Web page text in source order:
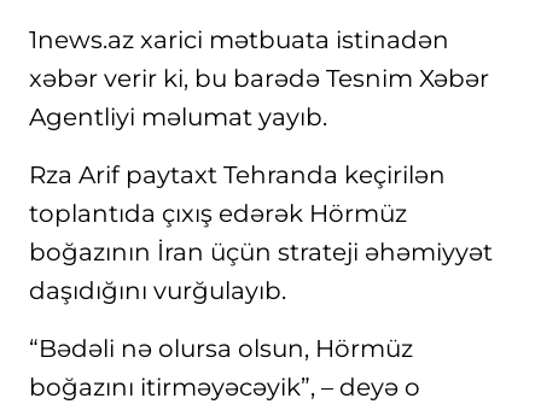
1news.az xarici mətbuata istinadən
xəbər verir ki, bu barədə Tesnim Xəbər
Agentliyi məlumat yayıb.
Rza Arif paytaxt Tehranda keçirilən
toplantıda çıxış edərək Hörmüz
boğazının İran üçün strateji əhəmiyyət
daşıdığını vurğulayıb.
“Bədəli nə olursa olsun, Hörmüz
boğazını itirməyəcəyik”, – deyə o